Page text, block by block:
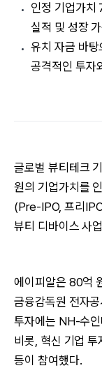
인정 기업가치
실적 및 성장
유치 자금 바
공격적인 투자
글로벌 뷰티테크
원의 기업가치를
(Pre-IPO, 프리
뷰티 디바이스 사
에이피알은 80억
금융감독원 전자
투자에는 NH-수
비롯, 혁신 기업
등이 참여했다.